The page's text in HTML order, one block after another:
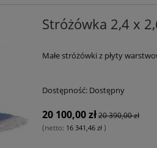
Stróżówka 2,4 x
Małe stróżówki z płyty
Dostępność: Dostępny
20 100,00 zł20 390,00 zł
(netto: 16 341,46 zł )